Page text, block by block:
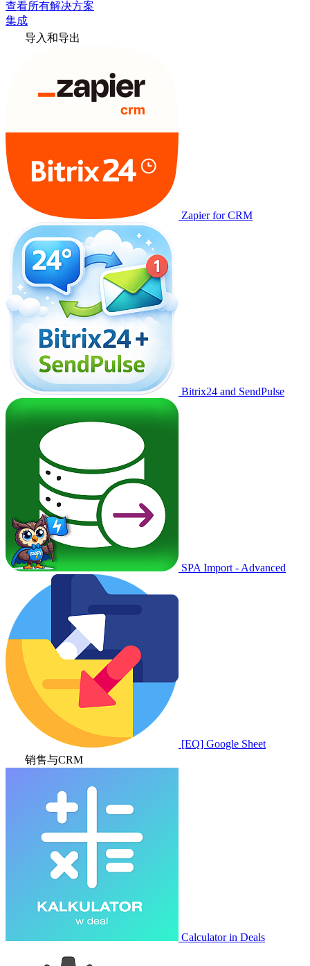
查看所有解决方案
集成
导入和导出
Zapier for CRM
Bitrix24 and SendPulse
SPA Import - Advanced
[EQ] Google Sheet
销售与CRM
Calculator in Deals